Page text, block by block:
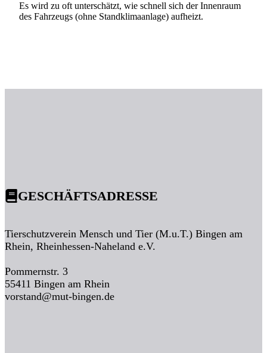
Es wird zu oft unterschätzt, wie schnell sich der Innenraum
des Fahrzeugs (ohne Standklimaanlage) aufheizt.
GESCHÄFTSADRESSE
Tierschutzverein Mensch und Tier (M.u.T.) Bingen am
Rhein, Rheinhessen-Naheland e.V.
Pommernstr. 3
55411 Bingen am Rhein
vorstand@mut-bingen.de